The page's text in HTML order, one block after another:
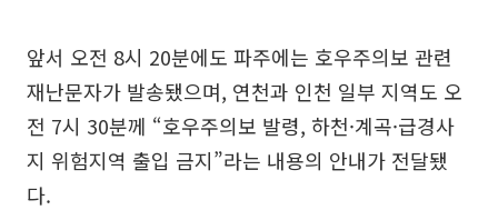
앞서 오전 8시 20분에도 파주에는 호우주의보 관련
재난문자가 발송됐으며, 연천과 인천 일부 지역도 오
전 7시 30분께 “호우주의보 발령, 하천·계곡·급경사
지 위험지역 출입 금지”라는 내용의 안내가 전달됐
다.